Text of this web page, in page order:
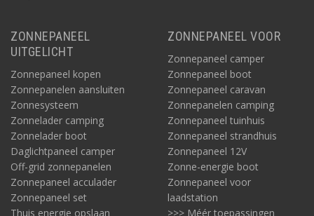
ZONNEPANEEL
UITGELICHT
Zonnepaneel kopen
Zonnepanelen aansluiten
Zonnesysteem
Zonnelader camping
Zonnelader boot
Daglichtpaneel camper
Off-grid zonnepanelen
Zonnepaneel acculader
Zonnepaneel set
Thuis energie opslaan
ZONNEPANEEL VOOR
Zonnepaneel camper
Zonnepaneel boot
Zonnepaneel caravan
Zonnepanelen camping
Zonnepaneel tuinhuis
Zonnepaneel strandhuis
Zonnepaneel 12V
Zonne-energie boot
Zonnepaneel voor
laadstation
>>> Méér toepassingen